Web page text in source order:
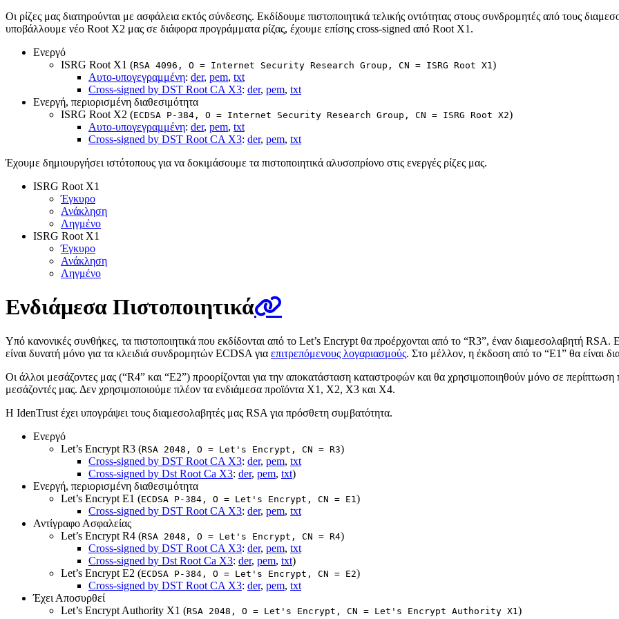
Οι ρίζες μας διατηρούνται με ασφάλεια εκτός σύνδεσης. Εκδίδουμε πιστοποιητικά τελικής οντότητας στους συνδρομητές από τους
υποβάλλουμε νέο Root X2 μας σε διάφορα προγράμματα ρίζας, έχουμε επίσης cross-signed από Root X1.
Ενεργό
ISRG Root X1 (RSA 4096, O = Internet Security Research Group, CN = ISRG Root X1 )
Αυτο-υπογεγραμμένη: der, pem, txt
Cross-signed by DST Root CA X3: der, pem, txt
Ενεργή, περιορισμένη διαθεσιμότητα
ISRG Root X2 (ECDSA P-384, O = Internet Security Research Group, CN = ISRG Root X2)
Αυτο-υπογεγραμμένη: der, pem, txt
Cross-signed by DST Root CA X3: der, pem, txt
Έχουμε δημιουργήσει ιστότοπους για να δοκιμάσουμε τα πιστοποιητικά αλυσοπρίονο στις ενεργές ρίζες μας.
ISRG Root X1
Έγκυρο
Ανάκληση
Ληγμένο
ISRG Root X1
Έγκυρο
Ανάκληση
Ληγμένο
Ενδιάμεσα Πιστοποιητικά
Υπό κανονικές συνθήκες, τα πιστοποιητικά που εκδίδονται από το Let’s Encrypt θα προέρχονται από το “R3”, έναν διαμεσολαβητή
είναι δυνατή μόνο για τα κλειδιά συνδρομητών ECDSA για επιτρεπόμενους λογαριασμούς. Στο μέλλον, η έκδοση από το “E1” θα είναι
Οι άλλοι μεσάζοντες μας (“R4” και “E2”) προορίζονται για την αποκατάσταση καταστροφών και θα χρησιμοποιηθούν μόνο σε
μεσάζοντές μας. Δεν χρησιμοποιούμε πλέον τα ενδιάμεσα προϊόντα X1, X2, X3 και X4.
Η IdenTrust έχει υπογράψει τους διαμεσολαβητές μας RSA για πρόσθετη συμβατότητα.
Ενεργό
Let’s Encrypt R3 (RSA 2048, O = Let's Encrypt, CN = R3)
Cross-signed by DST Root CA X3: der, pem, txt
Cross-signed by Dst Root Ca X3: der, pem, txt)
Ενεργή, περιορισμένη διαθεσιμότητα
Let’s Encrypt E1 (ECDSA P-384, O = Let's Encrypt, CN = E1 )
Cross-signed by DST Root CA X3: der, pem, txt
Αντίγραφο Ασφαλείας
Let’s Encrypt R4 (RSA 2048, O = Let's Encrypt, CN = R4)
Cross-signed by DST Root CA X3: der, pem, txt
Cross-signed by Dst Root Ca X3: der, pem, txt)
Let’s Encrypt E2 (ECDSA P-384, O = Let's Encrypt, CN = E2)
Cross-signed by DST Root CA X3: der, pem, txt
Έχει Αποσυρθεί
Let’s Encrypt Authority X1 (RSA 2048, O = Let's Encrypt, CN = Let's Encrypt Authority X1 )